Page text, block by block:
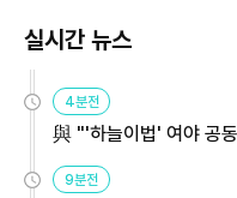
실시간 뉴스
4분전
與 "'하늘이법' 여야 공
9분전